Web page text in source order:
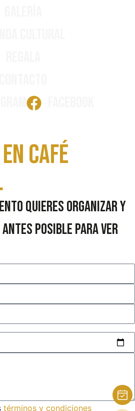
Café
quieres organizar y
posible para ver
términos y condiciones